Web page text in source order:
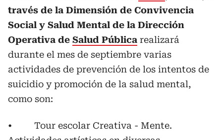
través de la Dimensión de Convivencia
Social y Salud Mental de la Dirección
Operativa de Salud Pública realizará
durante el mes de septiembre varias
actividades de prevención de los intentos de
suicidio y promoción de la salud mental,
como son:
• Tour escolar Creativa - Mente.